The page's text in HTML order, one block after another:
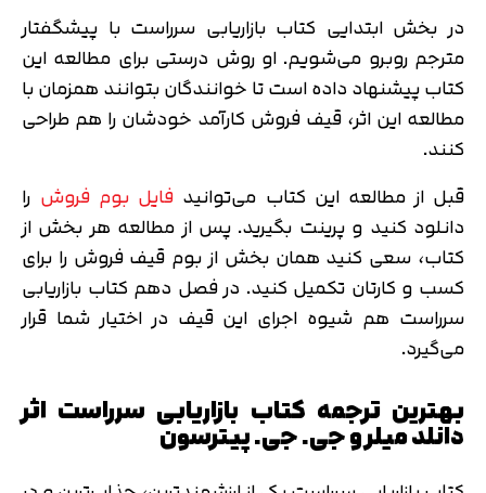
در بخش ابتدایی کتاب بازاریابی سرراست با پیشگفتار
مترجم روبرو می‌شویم. او روش درستی برای مطالعه این
کتاب پیشنهاد داده است تا خوانندگان بتوانند همزمان با
مطالعه این اثر، قیف فروش کارآمد خودشان را هم طراحی
کنند.
قبل از مطالعه این کتاب می‌توانید فایل بوم فروش را
دانلود کنید و پرینت بگیرید. پس از مطالعه هر بخش از
کتاب، سعی کنید همان بخش از بوم قیف فروش را برای
کسب و کارتان تکمیل کنید. در فصل دهم کتاب بازاریابی
سرراست هم شیوه اجرای این قیف در اختیار شما قرار
می‌گیرد.
بهترین ترجمه کتاب بازاریابی سرراست اثر
دانلد میلر و جی. جی. پیترسون